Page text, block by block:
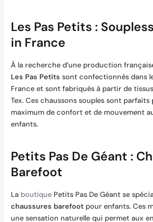
Les Pas Petits :
in France
À la recherche d’une production
Les Pas Petits sont confectionnés dans
France et sont fabriqués à partir de
Tex. Ces chaussons souples sont
maximum de confort et de mouvement
enfants.
Petits Pas De Géant :
Barefoot
La boutique Petits Pas De Géant se
chaussures barefoot pour enfants. Ces
une sensation naturelle qui permet aux